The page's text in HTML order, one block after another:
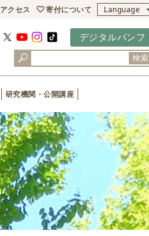
アクセス 寄付について Language
デジタルパンフ
検索
研究機関・公開講座